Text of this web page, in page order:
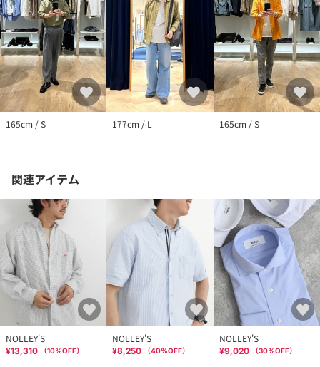
165cm / S 177cm / L 165cm / S
関連アイテム
NOLLEY'S
¥13,310 （10%OFF）
NOLLEY'S
¥8,250 （40%OFF）
NOLLEY'S
¥9,020 （30%OFF）